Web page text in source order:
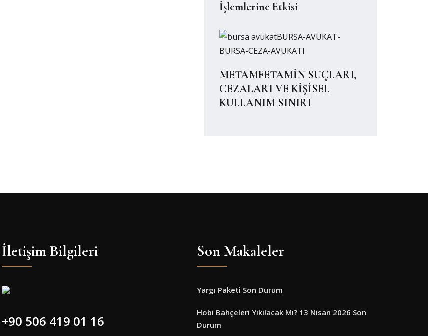
İşlemlerine Etkisi
METAMFETAMİN SUÇLARI,
CEZALARI VE KİŞİSEL
KULLANIM SINIRI
İletişim Bilgileri
+90 506 419 01 16
Son Makaleler
Yargı Paketi Son Durum
Hobi Bahçeleri Yıkılacak Mı? 13 Nisan 2026 Son
Durum